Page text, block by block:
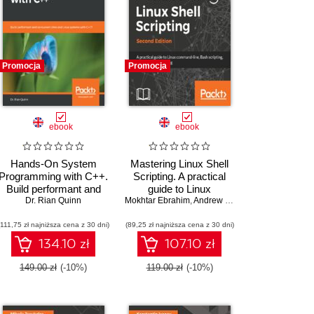
Promocja
ebook
Hands-On System
Programming with C++.
Build performant and
concurrent Unix and
C++17
Dr. Rian Quinn
zł najniższa cena z 30 dni)
134.10 zł
149.00 zł (-10%)
Promocja
ebook
Mastering Linux Shell
Scripting. A practical
guide to Linux
command-line, Bash
programming - Second
Edition
Mokhtar Ebrahim,Andrew Mallett
(89,25 zł najniższa cena z 30 dni)
107.10 zł
119.00 zł (-10%)